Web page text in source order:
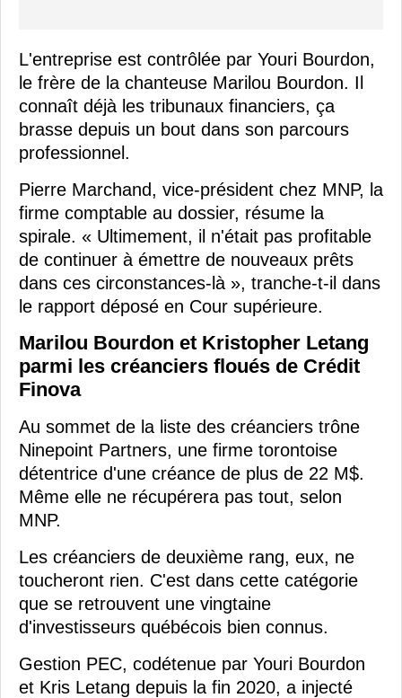
L'entreprise est contrôlée par Youri Bourdon,
le frère de la chanteuse Marilou Bourdon. Il
connaît déjà les tribunaux financiers, ça
brasse depuis un bout dans son parcours
professionnel.
Pierre Marchand, vice-président chez MNP, la
firme comptable au dossier, résume la
spirale. « Ultimement, il n'était pas profitable
de continuer à émettre de nouveaux prêts
dans ces circonstances-là », tranche-t-il dans
le rapport déposé en Cour supérieure.
Marilou Bourdon et Kristopher Letang
parmi les créanciers floués de Crédit
Finova
Au sommet de la liste des créanciers trône
Ninepoint Partners, une firme torontoise
détentrice d'une créance de plus de 22 M$.
Même elle ne récupérera pas tout, selon
MNP.
Les créanciers de deuxième rang, eux, ne
toucheront rien. C'est dans cette catégorie
que se retrouvent une vingtaine
d'investisseurs québécois bien connus.
Gestion PEC, codétenue par Youri Bourdon
et Kris Letang depuis la fin 2020, a injecté